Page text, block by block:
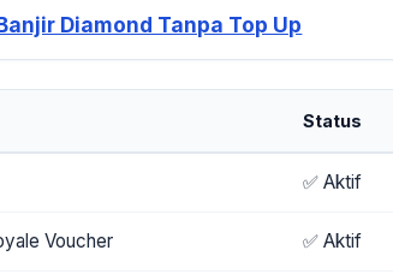
Diamond Tanpa Top Up
Status
✅ Aktif
Voucher ✅ Aktif